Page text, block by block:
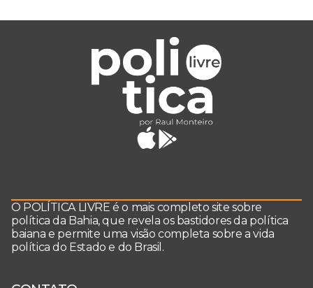
O POLÍTICA LIVRE é o mais completo site sobre
política da Bahia, que revela os bastidores da política
baiana e permite uma visão completa sobre a vida
política do Estado e do Brasil.